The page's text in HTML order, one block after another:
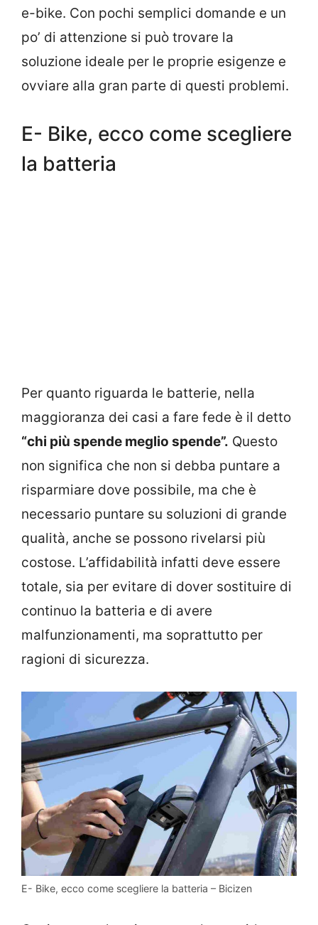
e-bike. Con pochi semplici domande e un
po’ di attenzione si può trovare la
soluzione ideale per le proprie esigenze e
ovviare alla gran parte di questi problemi.
E- Bike, ecco come scegliere
la batteria
Per quanto riguarda le batterie, nella
maggioranza dei casi a fare fede è il detto
“chi più spende meglio spende”. Questo
non significa che non si debba puntare a
risparmiare dove possibile, ma che è
necessario puntare su soluzioni di grande
qualità, anche se possono rivelarsi più
costose. L’affidabilità infatti deve essere
totale, sia per evitare di dover sostituire di
continuo la batteria e di avere
malfunzionamenti, ma soprattutto per
ragioni di sicurezza.
E- Bike, ecco come scegliere la batteria – Bicizen